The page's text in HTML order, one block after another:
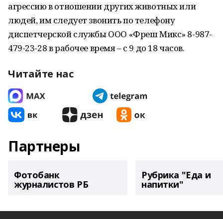
агрессию в отношении других животных или
людей, им следует звонить по телефону
диспетчерской службы ООО «Фреш Микс» 8-987-
479-23-28 в рабочее время – с 9 до 18 часов.
Читайте нас
Партнеры
Фотобанк
журналистов РБ
Рубрика "Еда и
напитки"